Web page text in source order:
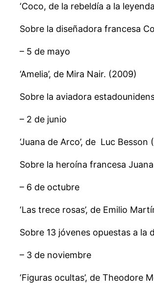
‘Coco, de la rebeldía a la
Sobre la diseñadora francesa
– 5 de mayo
‘Amelia’, de Mira Nair. (2009)
Sobre la aviadora
– 2 de junio
‘Juana de Arco’, de Luc Besson
Sobre la heroína francesa
– 6 de octubre
‘Las trece rosas’, de Emilio
Sobre 13 jóvenes opuestas a la
– 3 de noviembre
‘Figuras ocultas’, de Theodore